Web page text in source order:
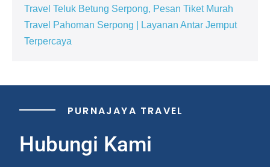
Travel Teluk Betung Serpong, Pesan Tiket Murah
Travel Pahoman Serpong | Layanan Antar Jemput
Terpercaya
PURNAJAYA TRAVEL
Hubungi Kami